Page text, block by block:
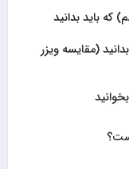
(مقایسه ویزر